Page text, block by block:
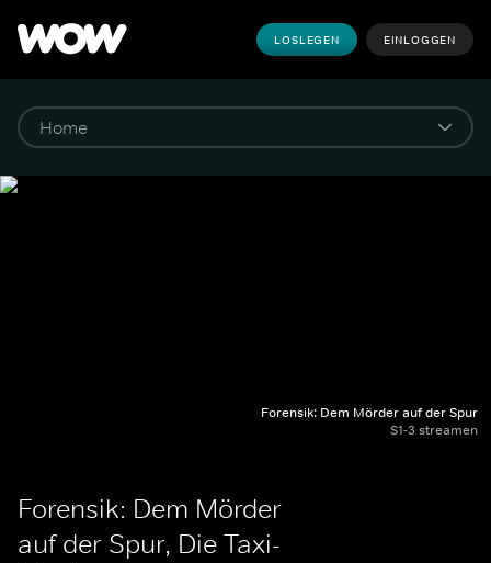
LOSLEGEN EINLOGGEN
Forensik: Dem Mörder auf der Spur
S1-3 streamen
Forensik: Dem Mörder
auf der Spur, Die Taxi-